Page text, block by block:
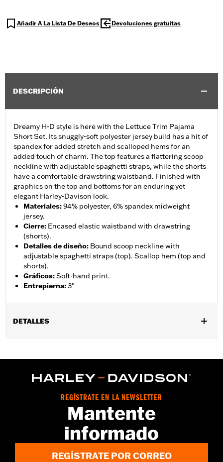
Añadir A La Lista De Deseos Devoluciones gratuitas
DESCRIPCIÓN
Dreamy H-D style is here with the Lettuce Trim Pajama
Short Set. Its snuggly-soft polyester jersey build has a hit of
spandex for added stretch and scalloped hems for an
added touch of charm. The top features a flattering scoop
neckline with adjustable spaghetti straps, while the shorts
have a comfortable drawstring waistband. Finished with
graphics on the top and bottoms for an enduring yet
elegant Harley-Davison look.
Materiales:94% polyester, 6% spandex midweight
jersey.
Cierre: Encased elastic waistband with drawstring
(shorts).
Detalles de diseño: Bound scoop neckline with
adjustable spaghetti straps (top). Scallop hem (top and
shorts).
Gráficos:Soft-hand print.
Entrepierna:3"
DETALLES
GARANTÍA:2 year limited warranty – Go towww.h-
Imported
REGÍSTRATE EN LA NEWSLETTER
Mantente
informado
REGÍSTRATE POR CORREO